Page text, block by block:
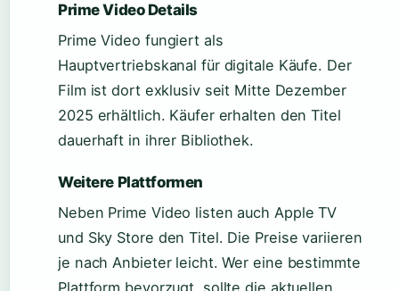
Prime Video Details
Prime Video fungiert als
Hauptvertriebskanal für digitale Käufe. Der
Film ist dort exklusiv seit Mitte Dezember
2025 erhältlich. Käufer erhalten den Titel
dauerhaft in ihrer Bibliothek.
Weitere Plattformen
Neben Prime Video listen auch Apple TV
und Sky Store den Titel. Die Preise variieren
je nach Anbieter leicht. Wer eine bestimmte